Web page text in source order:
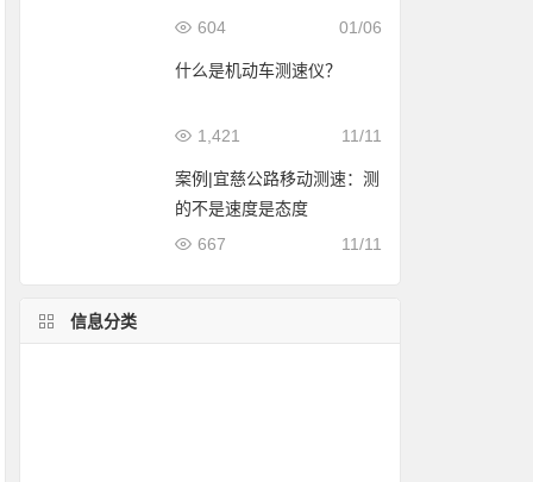
01/06
604
什么是机动车测速仪？
11/11
1,421
案例|宜慈公路移动测速：测
的不是速度是态度
11/11
667
信息分类